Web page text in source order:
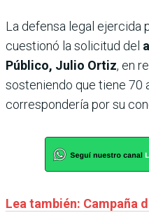
La defensa legal ejercida
cuestionó la solicitud del
Público, Julio Ortiz, en
sosteniendo que tiene 70
correspondería por su
Lea también: Campaña